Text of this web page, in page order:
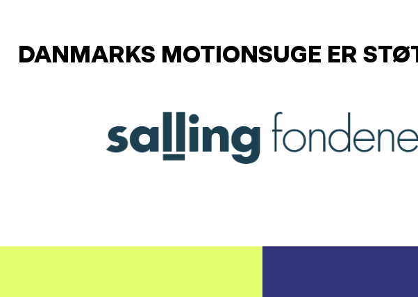
DANMARKS MOTIONSUGE ER